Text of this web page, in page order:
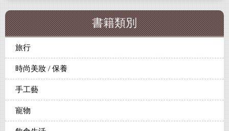
書籍類別
旅行
時尚美妝 / 保養
手工藝
寵物